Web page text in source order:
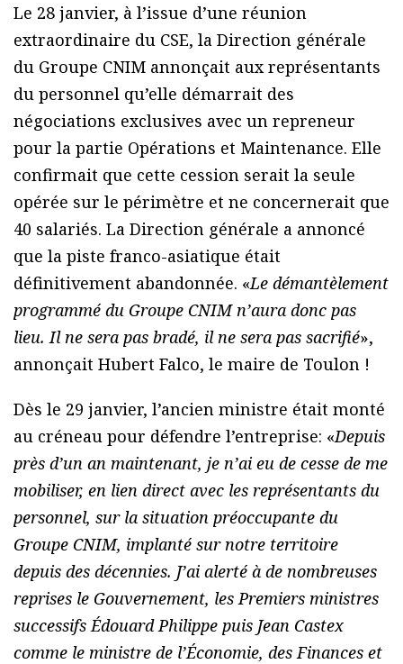
Le 28 janvier, à l’issue d’une réunion
extraordinaire du CSE, la Direction générale
du Groupe CNIM annonçait aux représentants
du personnel qu’elle démarrait des
négociations exclusives avec un repreneur
pour la partie Opérations et Maintenance. Elle
confirmait que cette cession serait la seule
opérée sur le périmètre et ne concernerait que
40 salariés. La Direction générale a annoncé
que la piste franco-asiatique était
définitivement abandonnée. «Le démantèlement
programmé du Groupe CNIM n’aura donc pas
lieu. Il ne sera pas bradé, il ne sera pas sacrifié»,
annonçait Hubert Falco, le maire de Toulon !
Dès le 29 janvier, l’ancien ministre était monté
au créneau pour défendre l’entreprise: «Depuis
près d’un an maintenant, je n’ai eu de cesse de me
mobiliser, en lien direct avec les représentants du
personnel, sur la situation préoccupante du
Groupe CNIM, implanté sur notre territoire
depuis des décennies. J’ai alerté à de nombreuses
reprises le Gouvernement, les Premiers ministres
successifs Édouard Philippe puis Jean Castex
comme le ministre de l’Économie, des Finances et